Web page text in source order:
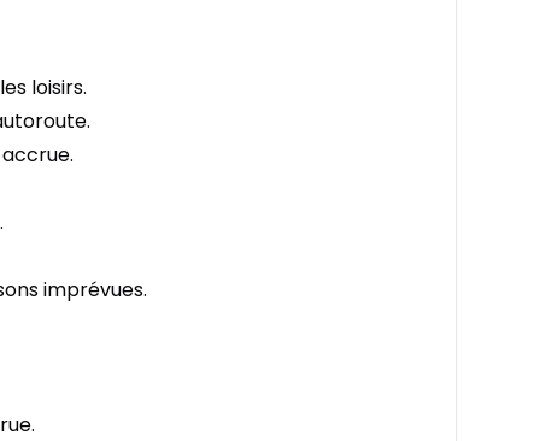
loisirs.
imprévues.